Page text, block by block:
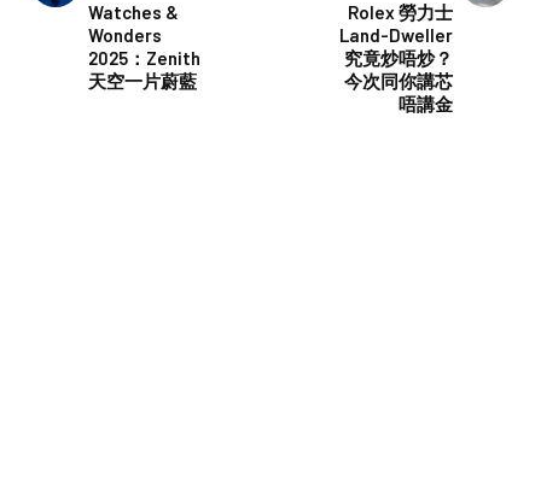
Watches &
Wonders
2025：Zenith
天空一片蔚藍
Rolex 勞力士
Land-Dweller
究竟炒唔炒？
今次同你講芯
唔講金